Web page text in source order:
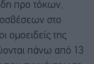
προ τόκων,
στο
ομοειδείς της
πάνω από 13